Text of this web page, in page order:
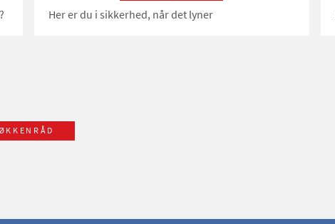
Her er du i sikkerhed, når det lyner